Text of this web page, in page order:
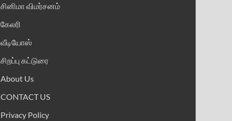
சினிமா விமர்சனம்
கேலரி
வீடியோஸ்
சிறப்பு கட்டுரை
About Us
CONTACT US
Privacy Policy